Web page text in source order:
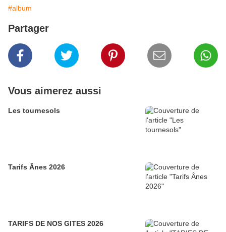
#album
Partager
Vous aimerez aussi
Les tournesols
Tarifs Ânes 2026
TARIFS DE NOS GITES 2026